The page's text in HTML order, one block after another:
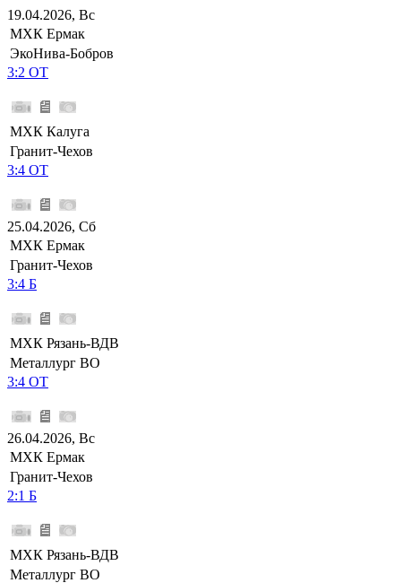
19.04.2026, Вс
МХК Ермак
ЭкоНива-Бобров
3:2 ОТ
МХК Калуга
Гранит-Чехов
3:4 ОТ
25.04.2026, Сб
МХК Ермак
Гранит-Чехов
3:4 Б
МХК Рязань-ВДВ
Металлург ВО
3:4 ОТ
26.04.2026, Вс
МХК Ермак
Гранит-Чехов
2:1 Б
МХК Рязань-ВДВ
Металлург ВО